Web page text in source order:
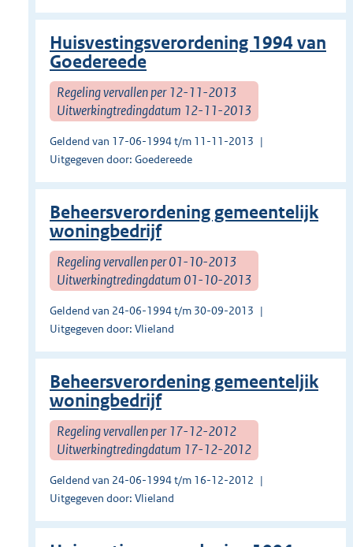
Huisvestingsverordening 1994 van
Goedereede
Regeling vervallen per 12-11-2013
Uitwerkingtredingdatum 12-11-2013
Geldend van 17-06-1994 t/m 11-11-2013
Uitgegeven door: Goedereede
Beheersverordening gemeentelijk
woningbedrijf
Regeling vervallen per 01-10-2013
Uitwerkingtredingdatum 01-10-2013
Geldend van 24-06-1994 t/m 30-09-2013
Uitgegeven door: Vlieland
Beheersverordening gemeenteljik
woningbedrijf
Regeling vervallen per 17-12-2012
Uitwerkingtredingdatum 17-12-2012
Geldend van 24-06-1994 t/m 16-12-2012
Uitgegeven door: Vlieland